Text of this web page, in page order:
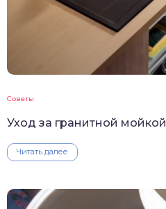
Советы
Уход за гранитной мойкой
Читать далее